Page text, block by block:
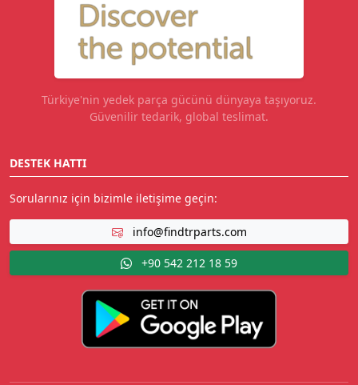
Türkiye'nin yedek parça gücünü dünyaya taşıyoruz.
Güvenilir tedarik, global teslimat.
DESTEK HATTI
Sorularınız için bizimle iletişime geçin:
info@findtrparts.com
+90 542 212 18 59